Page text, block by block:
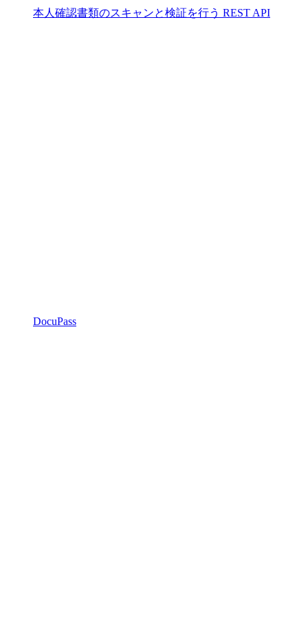
本人確認書類のスキャンと検証を行う REST API
DocuPass